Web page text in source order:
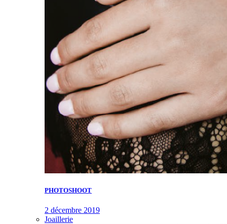
PHOTOSHOOT
2 décembre 2019
Joaillerie